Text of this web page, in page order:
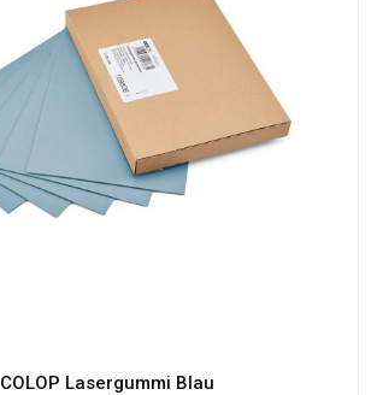
COLOP Lasergummi Blau